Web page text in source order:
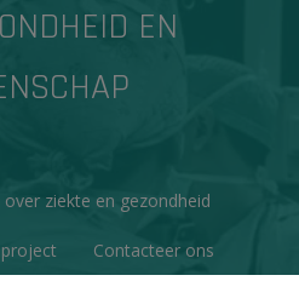
EN
ziekte en gezondheid
Contacteer ons